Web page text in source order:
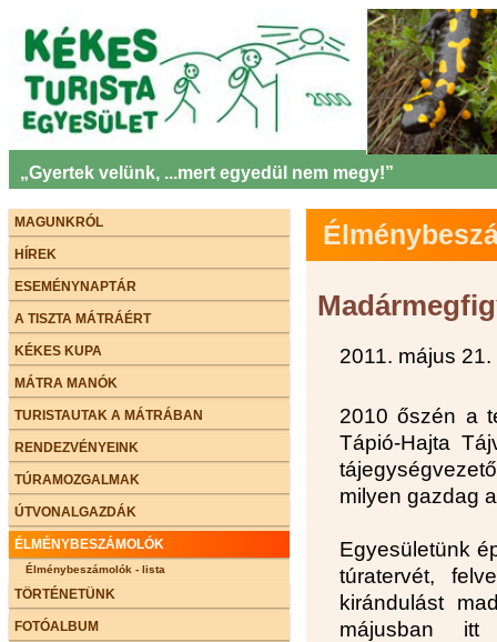
„Gyertek velünk, ...mert egyedül nem megy!”
MAGUNKRÓL
HÍREK
ESEMÉNYNAPTÁR
A TISZTA MÁTRÁÉRT
KÉKES KUPA
MÁTRA MANÓK
TURISTAUTAK A MÁTRÁBAN
RENDEZVÉNYEINK
TÚRAMOZGALMAK
ÚTVONALGAZDÁK
ÉLMÉNYBESZÁMOLÓK
Élménybeszámolók - lista
TÖRTÉNETÜNK
FOTÓALBUM
2011. május 21.
2010 őszén a
Tápió-Hajta
milyen gazdag
Egyesületünk
túratervét,
kirándulást
májusban itt